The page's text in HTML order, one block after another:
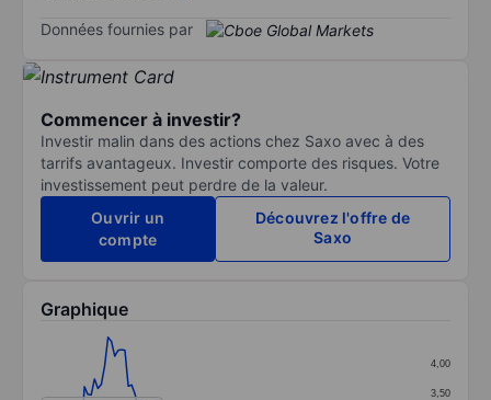
Données fournies par
Commencer à investir?
Investir malin dans des actions chez Saxo avec à des
tarrifs avantageux. Investir comporte des risques. Votre
investissement peut perdre de la valeur.
Ouvrir un
compte
Découvrez l'offre de
Saxo
Graphique
Line chart with 115 data points.
3,50
4,00